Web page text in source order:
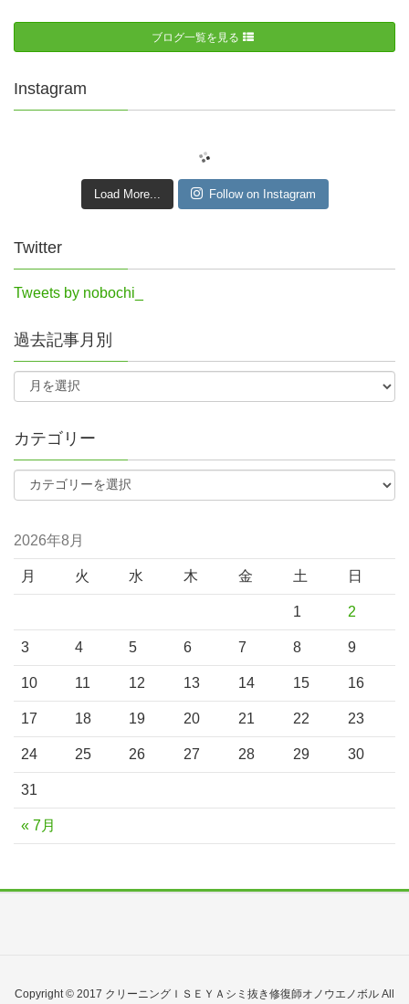
ブログ一覧を見る
Instagram
Load More... Follow on Instagram
Twitter
Tweets by nobochi_
過去記事月別
カテゴリー
2026年8月
月 火 水 木 金 土 日
« 7月
1 2
3 4 5 6 7 8 9
10 11 12 13 14 15 16
17 18 19 20 21 22 23
24 25 26 27 28 29 30
31
Copyright © 2017 クリーニングＩＳＥＹＡシミ抜き修復師オノウエノボル All